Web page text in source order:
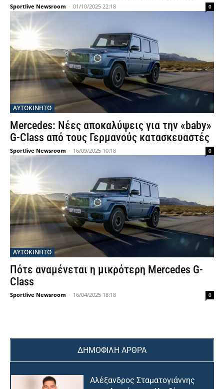
Sportlive Newsroom - 01/10/2025 22:18 0
ΑΥΤΟΚΙΝΗΤΟ
Mercedes: Νέες αποκαλύψεις για την «baby»
G-Class από τους Γερμανούς κατασκευαστές
Sportlive Newsroom - 16/09/2025 10:18 0
ΑΥΤΟΚΙΝΗΤΟ
Πότε αναμένεται η μικρότερη Mercedes G-
Class
Sportlive Newsroom - 16/04/2025 18:18 0
ΔΗΜΟΦΙΛΗ ΑΡΘΡΑ
Αλέξανδρος Σταματογιάννης